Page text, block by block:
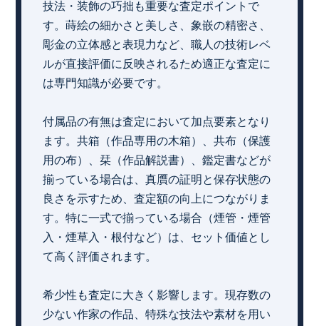
技法・装飾の巧拙も重要な査定ポイントで
す。蒔絵の細かさと美しさ、象嵌の精密さ、
彫金の立体感と表現力など、職人の技術レベ
ルが直接評価に反映されるため適正な査定に
は専門知識が必要です。
付属品の有無は査定において加点要素となり
ます。共箱（作品専用の木箱）、共布（保護
用の布）、栞（作品解説書）、鑑定書などが
揃っている場合は、真贋の証明と保存状態の
良さを示すため、査定額の向上につながりま
す。特に一式で揃っている場合（煙管・煙管
入・煙草入・根付など）は、セット価値とし
て高く評価されます。
希少性も査定に大きく影響します。現存数の
少ない作家の作品、特殊な技法や素材を用い